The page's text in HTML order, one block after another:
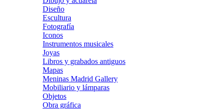
Diseño
Escultura
Fotografía
Iconos
Instrumentos musicales
Joyas
Libros y grabados antiguos
Mapas
Meninas Madrid Gallery
Mobiliario y lámparas
Objetos
Obra gráfica